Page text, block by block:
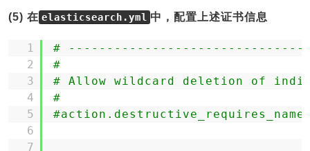
(5) 在 elasticsearch.yml 中，配置上述证书信息
1
2
3
4
5
6
7
#
#
# Allow wildcard deletion of
#